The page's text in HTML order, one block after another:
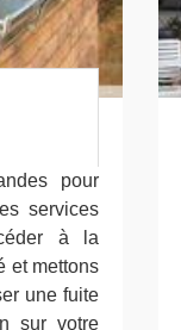
pour
services
à la
et mettons
une fuite
sur votre